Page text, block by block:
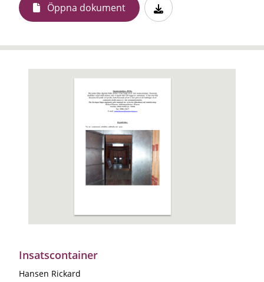
Öppna dokument
Insatscontainer
Hansen Rickard